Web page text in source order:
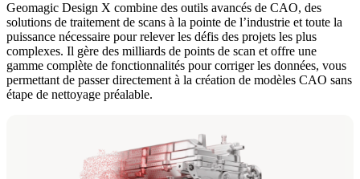
Geomagic Design X combine des outils avancés de CAO, des
solutions de traitement de scans à la pointe de l’industrie et toute la
puissance nécessaire pour relever les défis des projets les plus
complexes. Il gère des milliards de points de scan et offre une
gamme complète de fonctionnalités pour corriger les données, vous
permettant de passer directement à la création de modèles CAO sans
étape de nettoyage préalable.